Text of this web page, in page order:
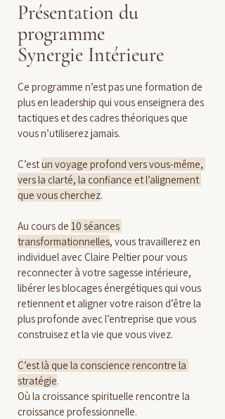
Présentation du
programme
Synergie Intérieure
Ce programme n’est pas une formation de
plus en leadership qui vous enseignera des
tactiques et des cadres théoriques que
vous n’utiliserez jamais.
C’est un voyage profond vers vous-même,
vers la clarté, la confiance et l’alignement
que vous cherchez.
Au cours de 10 séances
transformationnelles, vous travaillerez en
individuel avec Claire Peltier pour vous
reconnecter à votre sagesse intérieure,
libérer les blocages énergétiques qui vous
retiennent et aligner votre raison d’être la
plus profonde avec l’entreprise que vous
construisez et la vie que vous vivez.
C’est là que la conscience rencontre la
stratégie.
Où la croissance spirituelle rencontre la
croissance professionnelle.